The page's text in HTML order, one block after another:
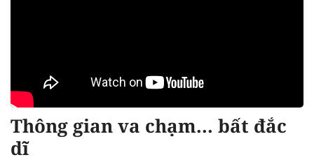
Thông gian va chạm... bất đắc
dĩ